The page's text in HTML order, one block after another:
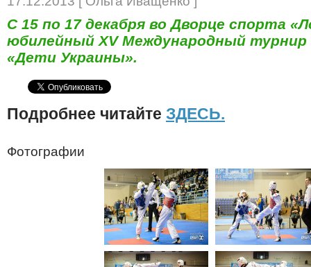
С 15 по 17 декабря во Дворце спорта
юбилейный ХV Международный турнир
«Дети Украины».
Подробнее читайте ЗДЕСЬ.
Фотографии